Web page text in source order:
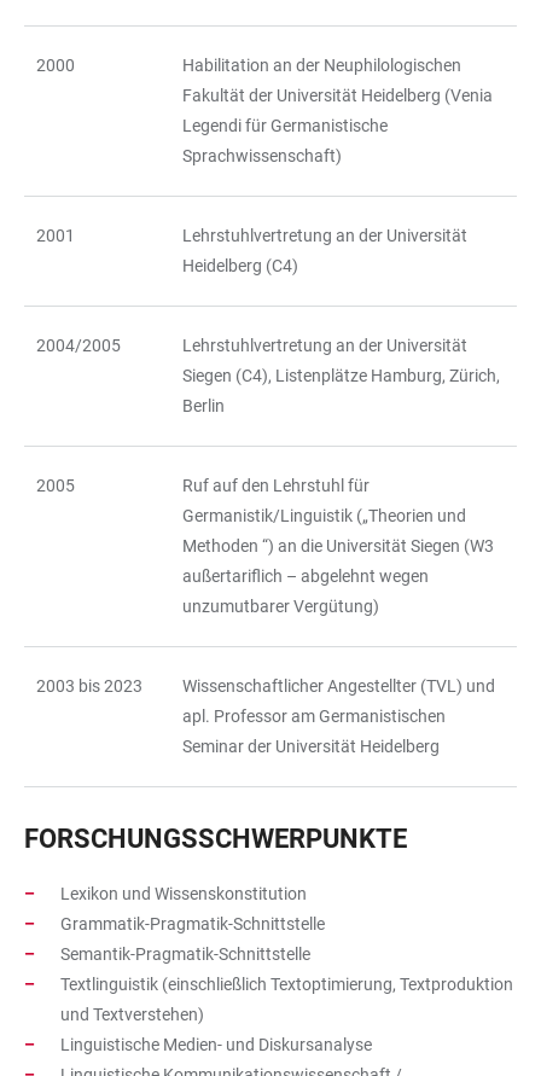
2000
Habilitation an der Neuphilologischen
Fakultät der Universität Heidelberg (Venia
Legendi für Germanistische
Sprachwissenschaft)
2001
Lehrstuhlvertretung an der Universität
Heidelberg (C4)
2004/2005
Lehrstuhlvertretung an der Universität
Siegen (C4), Listenplätze Hamburg, Zürich,
Berlin
2005
Ruf auf den Lehrstuhl für
Germanistik/Linguistik („Theorien und
Methoden “) an die Universität Siegen (W3
außertariflich – abgelehnt wegen
unzumutbarer Vergütung)
2003 bis 2023
Wissenschaftlicher Angestellter (TVL) und
apl. Professor am Germanistischen
Seminar der Universität Heidelberg
FORSCHUNGSSCHWERPUNKTE
Lexikon und Wissenskonstitution
Grammatik-Pragmatik-Schnittstelle
Semantik-Pragmatik-Schnittstelle
Textlinguistik (einschließlich Textoptimierung, Textproduktion
und Textverstehen)
Linguistische Medien- und Diskursanalyse